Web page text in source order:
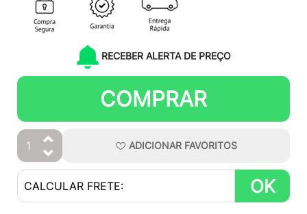
RECEBER ALERTA DE PREÇO
COMPRAR
ADICIONAR FAVORITOS
OK